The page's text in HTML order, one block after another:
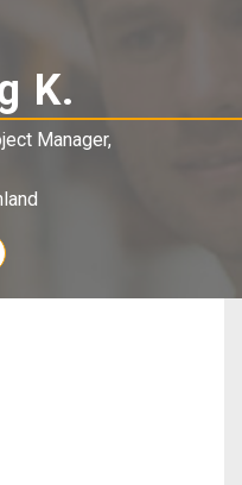
K.
Interim
Manager,